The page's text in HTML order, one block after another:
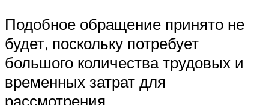
Подобное обращение принято не
будет, поскольку потребует
большого количества трудовых и
временных затрат для
рассмотрения.